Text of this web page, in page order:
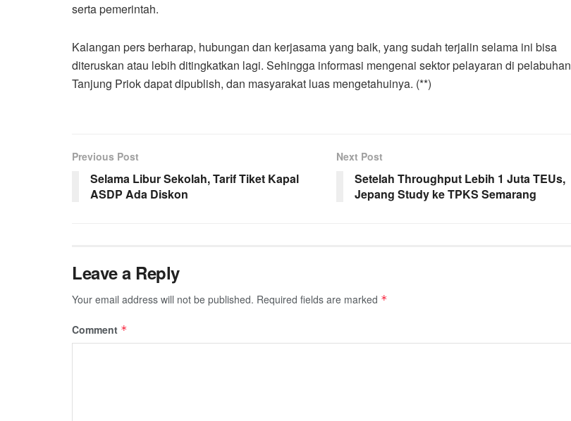
serta pemerintah.
Kalangan pers berharap, hubungan dan kerjasama yang baik, yang sudah terjalin selama ini bisa
diteruskan atau lebih ditingkatkan lagi. Sehingga informasi mengenai sektor pelayaran di pelabuhan
Tanjung Priok dapat dipublish, dan masyarakat luas mengetahuinya. (**)
Previous Post
Selama Libur Sekolah, Tarif Tiket Kapal
ASDP Ada Diskon
Next Post
Setelah Throughput Lebih 1 Juta TEUs,
Jepang Study ke TPKS Semarang
Leave a Reply
Your email address will not be published. Required fields are marked *
Comment *